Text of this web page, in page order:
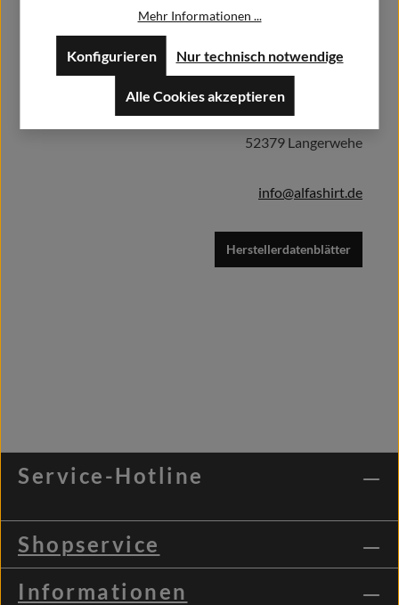
DetailsHerstellerinformationen:
Alfa GmbH / Alfashirt
Weisweilerstr.20-22
52379 Langerwehe
info@alfashirt.de
Herstellerdatenblätter
Service-Hotline
Shopservice
Informationen
Mehr Informationen ...
Nur technisch notwendige
Konfigurieren
Alle Cookies akzeptieren